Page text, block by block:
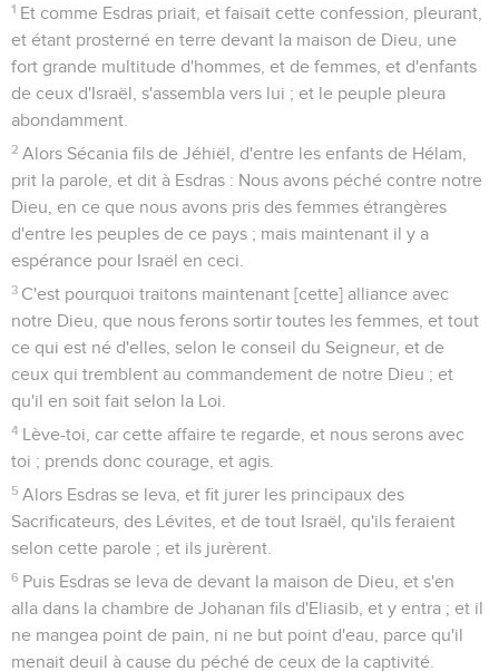
1 Et comme Esdras priait, et faisait cette confession, pleurant,
et étant prosterné en terre devant la maison de Dieu, une
fort grande multitude d'hommes, et de femmes, et d'enfants
de ceux d'Israël, s'assembla vers lui ; et le peuple pleura
abondamment.
2 Alors Sécania fils de Jéhiël, d'entre les enfants de Hélam,
prit la parole, et dit à Esdras : Nous avons péché contre notre
Dieu, en ce que nous avons pris des femmes étrangères
d'entre les peuples de ce pays ; mais maintenant il y a
espérance pour Israël en ceci.
3 C'est pourquoi traitons maintenant [cette] alliance avec
notre Dieu, que nous ferons sortir toutes les femmes, et tout
ce qui est né d'elles, selon le conseil du Seigneur, et de
ceux qui tremblent au commandement de notre Dieu ; et
qu'il en soit fait selon la Loi.
4 Lève-toi, car cette affaire te regarde, et nous serons avec
toi ; prends donc courage, et agis.
5 Alors Esdras se leva, et fit jurer les principaux des
Sacrificateurs, des Lévites, et de tout Israël, qu'ils feraient
selon cette parole ; et ils jurèrent.
6 Puis Esdras se leva de devant la maison de Dieu, et s'en
alla dans la chambre de Johanan fils d'Eliasib, et y entra ; et il
ne mangea point de pain, ni ne but point d'eau, parce qu'il
menait deuil à cause du péché de ceux de la captivité.